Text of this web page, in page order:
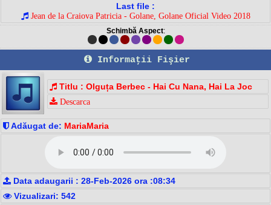
Last file :
Jean de la Craiova Patricia - Golane, Golane Oficial Video 2018
Schimbă Aspect:
Informaţii Fişier
Titlu : Olguța Berbec - Hai Cu Nana, Hai La Joc
Descarca
Adăugat de: MariaMaria
Data adaugarii : 28-Feb-2026 ora :08:34
Vizualizari: 542